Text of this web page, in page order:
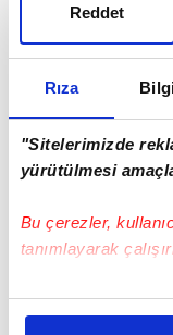
Rıza
"Sitelerimizde
yürütülmesi
Bu çerezler,
tanımlayarak
Bu çerezlere izin
Reddet
tekliflere
Fenerbahçe,
olarak belirledi.